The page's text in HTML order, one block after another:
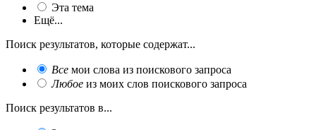
Эта тема
Ещё...
Поиск результатов, которые содержат...
Все мои слова из поискового запроса
Любое из моих слов поискового запроса
Поиск результатов в...